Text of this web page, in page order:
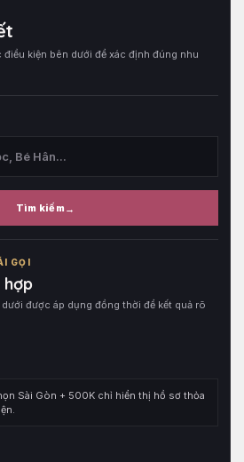
kiện bên dưới để xác định đúng nhu
Tìm kiếm
GỌI
hợp
được áp dụng đồng thời để kết quả rõ
Sài Gòn + 500K chỉ hiển thị hồ sơ thỏa